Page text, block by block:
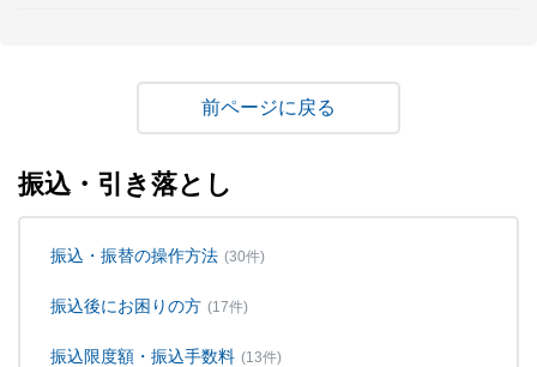
戻る
振込・引き落とし
振込・振替の操作方法 (30件)
振込後にお困りの方 (17件)
振込限度額・振込手数料 (13件)